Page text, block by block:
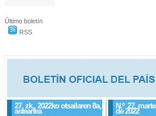
Último boletín
RSS
27. zk., 2022ko otsailaren 8a,
asteartea
N.º27,
de 2022